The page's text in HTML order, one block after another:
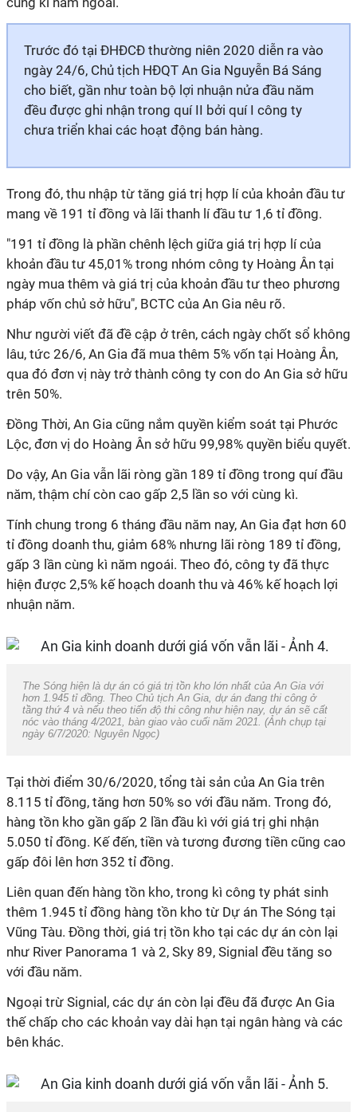
Trước đó tại ĐHĐCĐ thường niên 2020 diễn ra vào
ngày 24/6, Chủ tịch HĐQT An Gia Nguyễn Bá Sáng
cho biết, gần như toàn bộ lợi nhuận nửa đầu năm
đều được ghi nhận trong quí II bởi quí I công ty
chưa triển khai các hoạt động bán hàng.
Trong đó, thu nhập từ tăng giá trị hợp lí của khoản đầu tư
mang về 191 tỉ đồng và lãi thanh lí đầu tư 1,6 tỉ đồng.
"191 tỉ đồng là phần chênh lệch giữa giá trị hợp lí của
khoản đầu tư 45,01% trong nhóm công ty Hoàng Ân tại
ngày mua thêm và giá trị của khoản đầu tư theo phương
pháp vốn chủ sở hữu", BCTC của An Gia nêu rõ.
Như người viết đã đề cập ở trên, cách ngày chốt sổ không
lâu, tức 26/6, An Gia đã mua thêm 5% vốn tại Hoàng Ân,
qua đó đơn vị này trở thành công ty con do An Gia sở hữu
trên 50%.
Đồng Thời, An Gia cũng nắm quyền kiểm soát tại Phước
Lộc, đơn vị do Hoàng Ân sở hữu 99,98% quyền biểu quyết.
Do vậy, An Gia vẫn lãi ròng gần 189 tỉ đồng trong quí đầu
năm, thậm chí còn cao gấp 2,5 lần so với cùng kì.
Tính chung trong 6 tháng đầu năm nay, An Gia đạt hơn 60
tỉ đồng doanh thu, giảm 68% nhưng lãi ròng 189 tỉ đồng,
gấp 3 lần cùng kì năm ngoái. Theo đó, công ty đã thực
hiện được 2,5% kế hoạch doanh thu và 46% kế hoạch lợi
nhuận năm.
The Sóng hiện là dự án có giá trị tồn kho lớn nhất của An Gia với
hơn 1.945 tỉ đồng. Theo Chủ tịch An Gia, dự án đang thi công ở
tầng thứ 4 và nếu theo tiến độ thi công như hiện nay, dự án sẽ cất
nóc vào tháng 4/2021, bàn giao vào cuối năm 2021. (Ảnh chụp tại
ngày 6/7/2020: Nguyên Ngọc)
Tại thời điểm 30/6/2020, tổng tài sản của An Gia trên
8.115 tỉ đồng, tăng hơn 50% so với đầu năm. Trong đó,
hàng tồn kho gần gấp 2 lần đầu kì với giá trị ghi nhận
5.050 tỉ đồng. Kế đến, tiền và tương đương tiền cũng cao
gấp đôi lên hơn 352 tỉ đồng.
Liên quan đến hàng tồn kho, trong kì công ty phát sinh
thêm 1.945 tỉ đồng hàng tồn kho từ Dự án The Sóng tại
Vũng Tàu. Đồng thời, giá trị tồn kho tại các dự án còn lại
như River Panorama 1 và 2, Sky 89, Signial đều tăng so
với đầu năm.
Ngoại trừ Signial, các dự án còn lại đều đã được An Gia
thế chấp cho các khoản vay dài hạn tại ngân hàng và các
bên khác.